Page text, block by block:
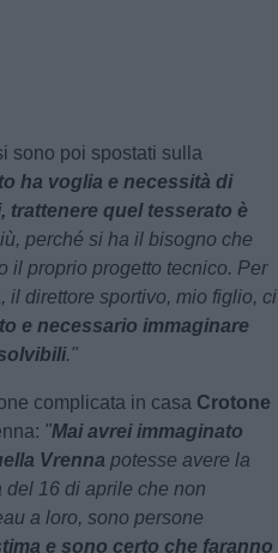
sono poi spostati sulla
ha voglia e necessità di
quel tesserato è
perché si ha il bisogno che
il proprio progetto tecnico. Per
il direttore sportivo, mio figlio, ci
e necessario immaginare
."
complicata in casa Crotone
"Mai avrei immaginato
Vrennapotesse avere la
16 di aprile che non
a loro, sono persone
e sono certo che faranno